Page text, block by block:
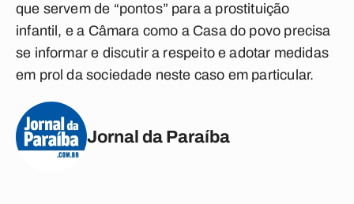
que servem de “pontos” para a prostituição
infantil, e a Câmara como a Casa do povo precisa
se informar e discutir a respeito e adotar medidas
em prol da sociedade neste caso em particular.
Jornal da Paraíba